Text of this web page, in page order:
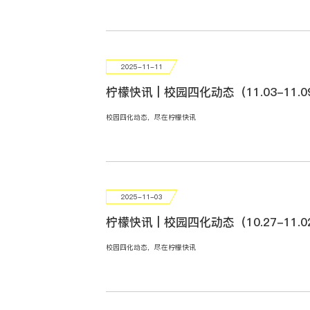
2025-11-11
柠檬快讯 | 校园四化动态（11.03-11.09
校园四化动态，尽在柠檬快讯
2025-11-03
柠檬快讯 | 校园四化动态（10.27-11.02
校园四化动态，尽在柠檬快讯